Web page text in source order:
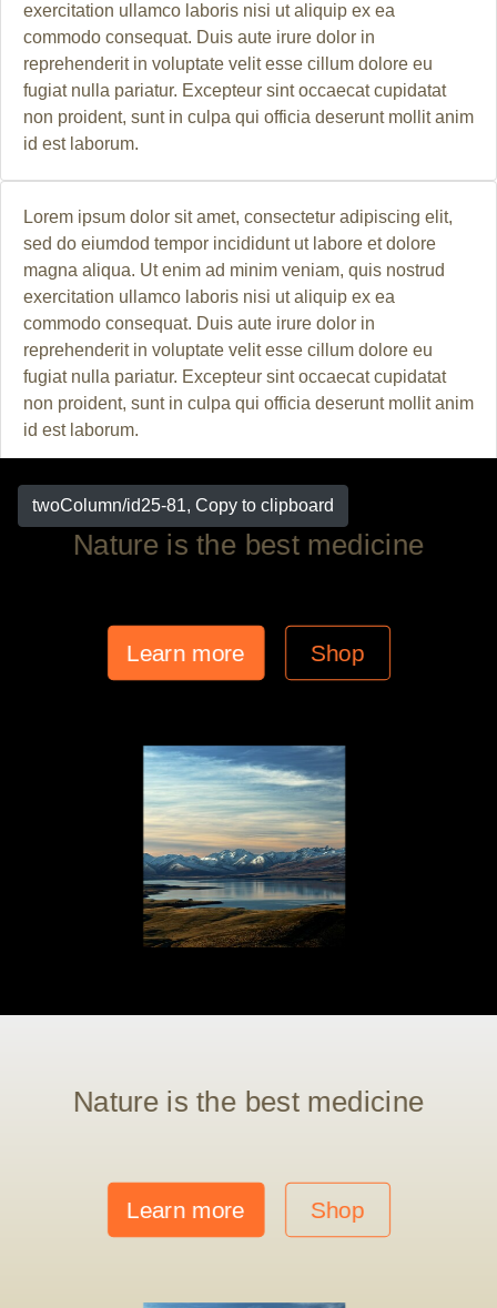
exercitation ullamco laboris nisi ut aliquip ex ea
commodo consequat. Duis aute irure dolor in
reprehenderit in voluptate velit esse cillum dolore eu
fugiat nulla pariatur. Excepteur sint occaecat cupidatat
non proident, sunt in culpa qui officia deserunt mollit anim
id est laborum.
Lorem ipsum dolor sit amet, consectetur adipiscing elit,
sed do eiumdod tempor incididunt ut labore et dolore
magna aliqua. Ut enim ad minim veniam, quis nostrud
exercitation ullamco laboris nisi ut aliquip ex ea
commodo consequat. Duis aute irure dolor in
reprehenderit in voluptate velit esse cillum dolore eu
fugiat nulla pariatur. Excepteur sint occaecat cupidatat
non proident, sunt in culpa qui officia deserunt mollit anim
id est laborum.
Nature is the best medicine
Learn more Shop
Nature is the best medicine
Learn more Shop
twoColumn/id25-81, Copy to clipboard